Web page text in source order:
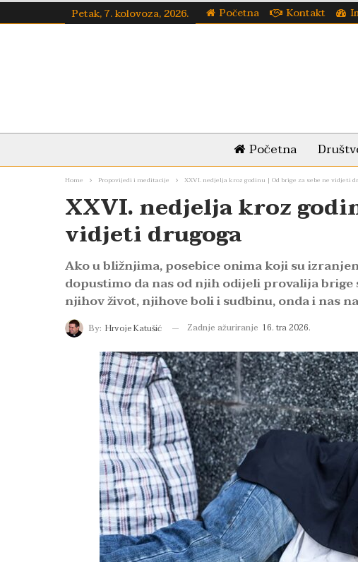
Petak, 7. kolovoza, 2026. Početna Kontakt
Početna
Home Propovijedi i meditacije XXVI. nedjelja kroz godinu | Od brige za sebe ne vidjeti
XXVI. nedjelja kroz
vidjeti drugoga
Ako u bližnjima, posebice onima koji su
dopustimo da nas od njih odijeli provalija
njihov život, njihove boli i sudbinu, onda i nas
By: Hrvoje Katušić Zadnje ažuriranje 16. tra 2026.